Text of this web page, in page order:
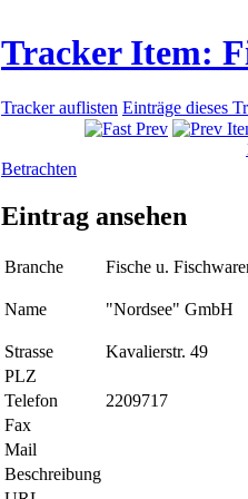
Tracker Item:
Tracker auflisten Einträge dieses
Betrachten
Eintrag ansehen
Branche Fische u.
Name "Nordsee" GmbH
Strasse
Kavalierstr. 49
PLZ
Telefon
2209717
Fax
Mail
Beschreibung